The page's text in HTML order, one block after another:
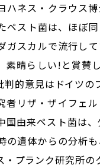
ハネス・クラウス
ペスト菌は、ほぼ
ガスカルで流行し
素晴らしい!と賞賛
判的意見はドイツ
者リザ・ザイフェ
国由来ペスト菌は
の遺体からの分析
プランク研究所の